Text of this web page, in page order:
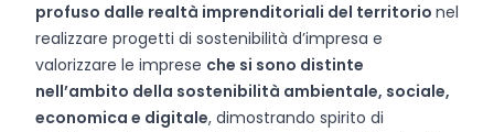
profuso dalle realtà imprenditoriali del territorio nel
realizzare progetti di sostenibilità d’impresa e
valorizzare le imprese che si sono distinte
nell’ambito della sostenibilità ambientale, sociale,
economica e digitale, dimostrando spirito di